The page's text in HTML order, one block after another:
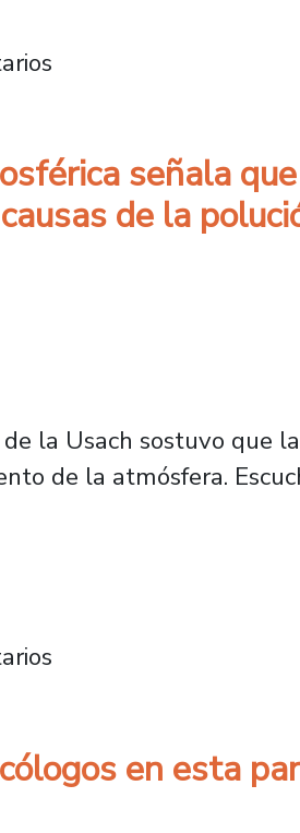
pensiones explica cómo
señala
de la
la Usach sostuvo que
de la atmósfera.
señala que
en esta